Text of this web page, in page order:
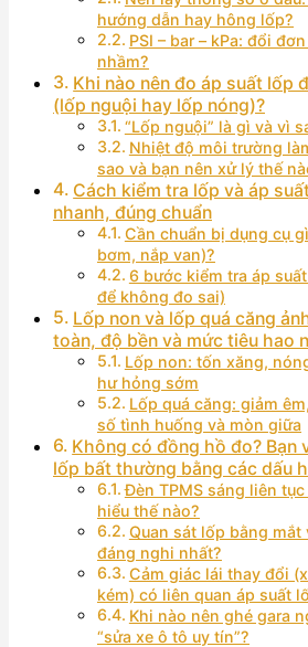
hướng dẫn hay hông lốp?
PSI – bar – kPa: đổi
nhầm?
Khi nào nên đo áp suất lốp
(lốp nguội hay lốp nóng)?
“Lốp nguội” là gì và vì
Nhiệt độ môi trường
sao và bạn nên xử lý thế
Cách kiểm tra lốp và áp
nhanh, đúng chuẩn
Cần chuẩn bị dụng cụ
bơm, nắp van)?
6 bước kiểm tra áp
để không đo sai)
Lốp non và lốp quá căng
toàn, độ bền và mức tiêu hao
Lốp non: tốn xăng,
hư hỏng sớm
Lốp quá căng: giảm
số tình huống và mòn giữa
Không có đồng hồ đo? Bạn
lốp bất thường bằng các dấu
Đèn TPMS sáng liên
hiểu thế nào?
Quan sát lốp bằng mắt
đáng nghi nhất?
Cảm giác lái thay đổi
kém) có liên quan áp suất
Khi nào nên ghé gara
“sửa xe ô tô uy tín”?